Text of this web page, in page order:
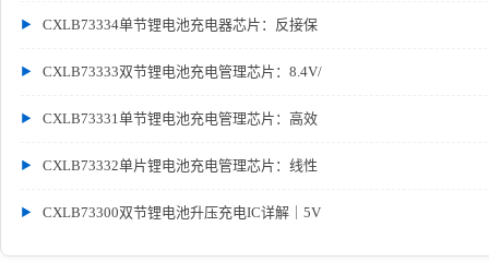
CXLB73334单节锂电池充电器芯片：反接保
CXLB73333双节锂电池充电管理芯片：8.4V/
CXLB73331单节锂电池充电管理芯片：高效
CXLB73332单片锂电池充电管理芯片：线性
CXLB73300双节锂电池升压充电IC详解｜5V